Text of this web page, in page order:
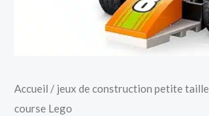
Accueil / jeux de construction petite taille
course Lego